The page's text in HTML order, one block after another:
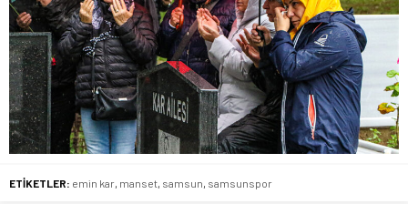
ETİKETLER: emin kar manset samsun samsunspor